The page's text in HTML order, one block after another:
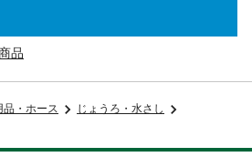
品
品・ホース
じょうろ・水さし